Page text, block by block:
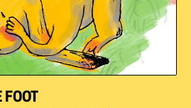
FOOT